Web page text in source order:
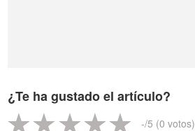
¿Te ha gustado el artículo?
-/5 (0 votos)